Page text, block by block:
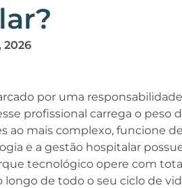
2026
por uma
profissional carrega o peso
ao mais complexo, funcione
e a gestão hospitalar
tecnológico opere com
de todo o seu ciclo de